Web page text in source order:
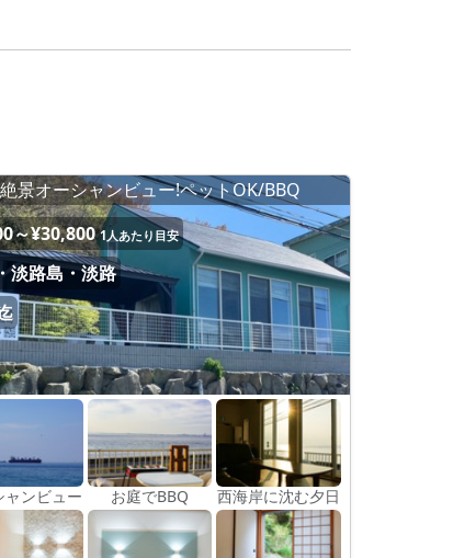
絶景オーシャンビュー!ペットOK/BBQ
～¥30,800 1人あたり目安
淡路島・淡路
ャンビュー お庭でBBQ 西海岸に沈む夕日